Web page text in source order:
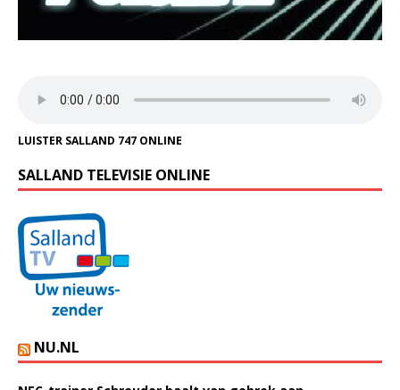
LUISTER SALLAND 747 ONLINE
SALLAND TELEVISIE ONLINE
NU.NL